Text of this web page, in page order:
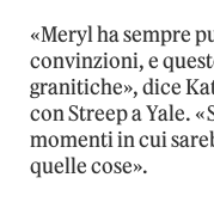
«Meryl ha sempre
convinzioni, e
granitiche», dice
con Streep a Yale.
momenti in cui
quelle cose».